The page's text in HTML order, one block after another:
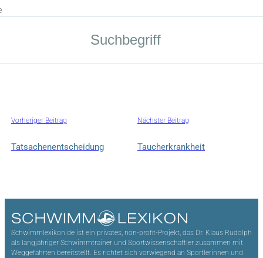
Vorheriger Beitrag
Tatsachenentscheidung
Nächster Beitrag
Taucherkrankheit
Schwimmlexikon.de ist ein privates, non-profit-Projekt, das Dr. Klaus Rudolph
als langjähriger Schwimmtrainer und Sportwissenschaftler zusammen mit
Weggefährten bereitstellt. Es richtet sich vorwiegend an Sportlerinnen und